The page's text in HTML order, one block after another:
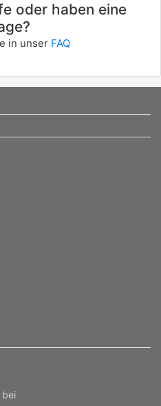
oder haben eine
in unser FAQ
bei